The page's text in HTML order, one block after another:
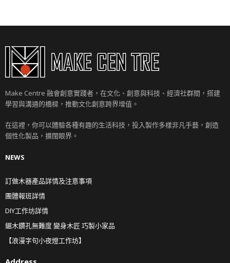
Make Centre 融會創意實踐者，在文化、創意與科技、經濟社群間，搭建
學習與溝通的橋樑，推動文化創意跨界增值。
在這裡，你可以體驗各種有趣的生活科技，投入製作多樣非凡手藝，創造
個性化製品，擴闊眼界。
NEWS
訂做木器產品詳情及注意事項
團體報班詳情
DIY工作坊詳情
鋸木鑽孔無難度 變身木匠 巧製小家品
【浪漫字句小夜燈工作坊】